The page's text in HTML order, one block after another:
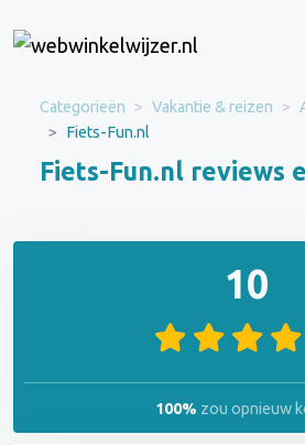
Categorieën Vakantie & reizen
Fiets-Fun.nl
Fiets-Fun.nl reviews
10
100% zou opnieuw